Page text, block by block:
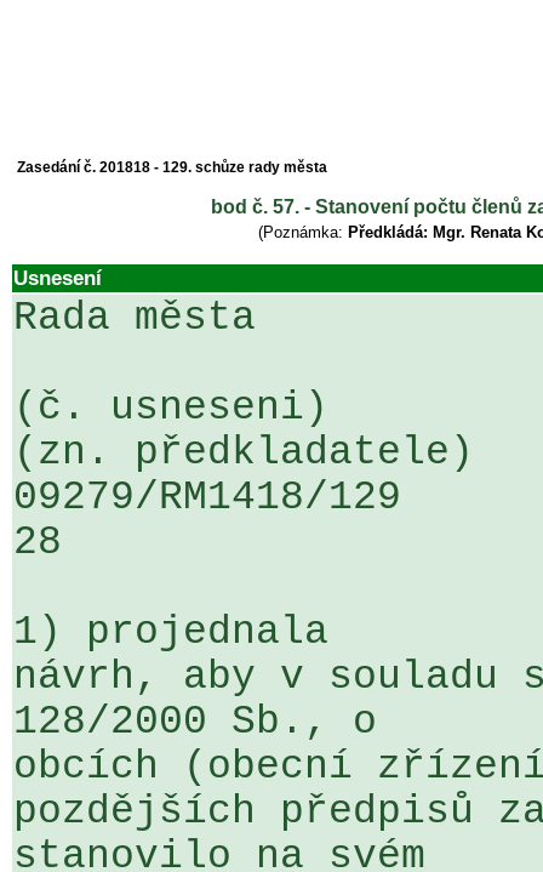
Zasedání č. 201818 - 129. schůze rady města
bod č. 57. - Stanovení počtu členů
(Poznámka: Předkládá: Mgr. Renata
Usnesení
Rada města
(č. usneseni)
(zn. předkladatele)
09279/RM1418/
28
1) projednala
návrh, aby v souladu
128/2000 Sb., o
obcích (obecní
pozdějších předpisů
stanovilo na svém